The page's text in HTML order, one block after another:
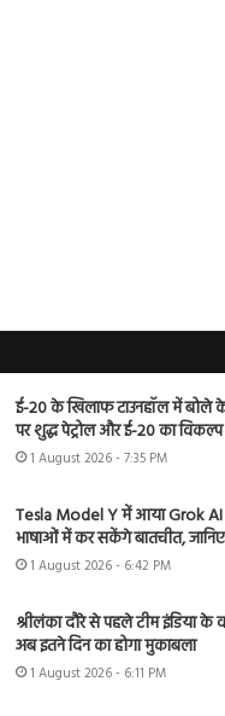
ई-20 के खिलाफ टाउनहॉल में बोले
पर शुद्ध पेट्रोल और ई-20 का
1 August 2026 - 7:35 PM
Tesla Model Y में आया Grok AI
भाषाओं में कर सकेंगे बातचीत,
1 August 2026 - 6:42 PM
श्रीलंका दौरे से पहले टीम इंडिया के
अब इतने दिन का होगा मुकाबला
1 August 2026 - 6:11 PM